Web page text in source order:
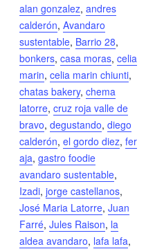
alan gonzalez, andres
calderón, Avandaro
sustentable, Barrio 28,
bonkers, casa moras, celia
marin, celia marin chiunti,
chatas bakery, chema
latorre, cruz roja valle de
bravo, degustando, diego
calderón, el gordo diez, fer
aja, gastro foodie
avandaro sustentable,
Izadi, jorge castellanos,
José Maria Latorre, Juan
Farré, Jules Raison, la
aldea avandaro, lafa lafa,